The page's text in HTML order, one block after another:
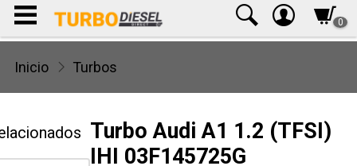
0
Inicio Turbos
Turbo Audi A1 1.2 (TFSI)
IHI 03F145725G